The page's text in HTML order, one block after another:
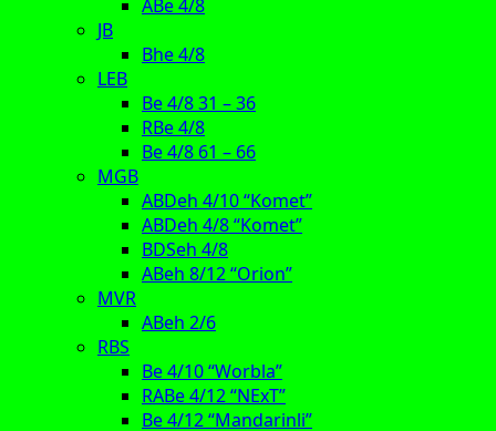
ABe 4/8
JB
Bhe 4/8
LEB
Be 4/8 31 – 36
RBe 4/8
Be 4/8 61 – 66
MGB
ABDeh 4/10 “Komet”
ABDeh 4/8 “Komet”
BDSeh 4/8
ABeh 8/12 “Orion”
MVR
ABeh 2/6
RBS
Be 4/10 “Worbla”
RABe 4/12 “NExT”
Be 4/12 “Mandarinli”